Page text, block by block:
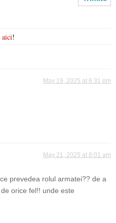
aici!
May 19, 2025 at 6:31 pm
May 21, 2025 at 8:01 am
prevedea rolul armatei?? de a
orice fel!! unde este